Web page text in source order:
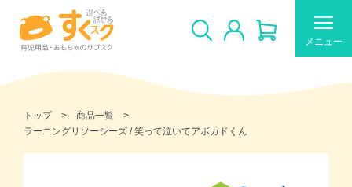
メニュー
すくスクのご利用について
トップ
商品一覧
ラーニングリソーシーズ / 笑って泣いてアボカドくん